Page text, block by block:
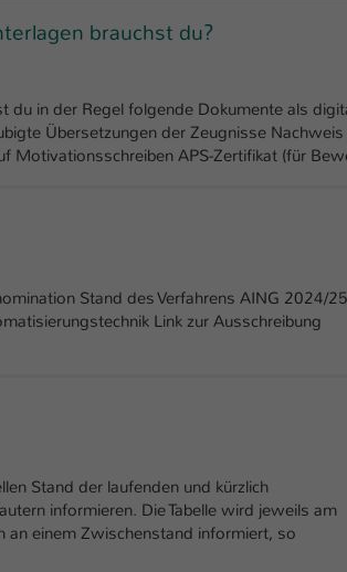
brauchst du?
du in der Regel folgende Dokumente als
Übersetzungen der Zeugnisse Nachweis
Motivationsschreiben APS-Zertifikat (für
Stand des Verfahrens AING 2024/25
Link zur Ausschreibung
Stand der laufenden und kürzlich
informieren. Die Tabelle wird jeweils am
einem Zwischenstand informiert, so